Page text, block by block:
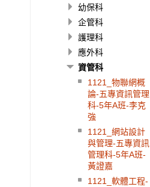
幼保科
企管科
護理科
應外科
資管科
1121_物聯網概
論-五專資訊管理
科-5年A班-李克
強
1121_網站設計
與管理-五專資訊
管理科-5年A班-
黃證嘉
1121_軟體工程-